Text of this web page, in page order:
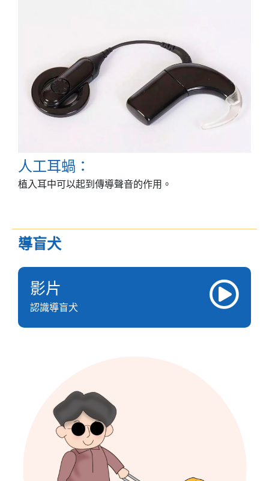
人工耳蝸：
植入耳中可以起到傳導聲音的作用。
導盲犬
影片
認識導盲犬